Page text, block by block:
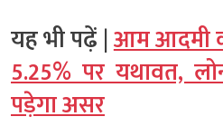
यह भी पढ़ें |आम आदमी
5.25% पर यथावत,
पड़ेगा असर